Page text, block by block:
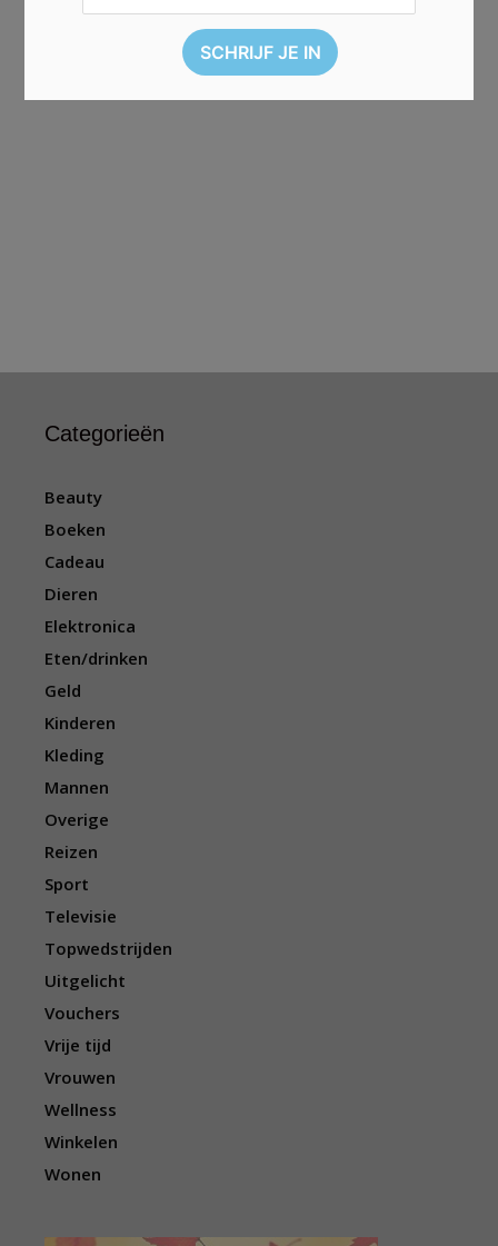
Categorieën
Beauty
Boeken
Cadeau
Dieren
Elektronica
Eten/drinken
Geld
Kinderen
Kleding
Mannen
Overige
Reizen
Sport
Televisie
Topwedstrijden
Uitgelicht
Vouchers
Vrije tijd
Vrouwen
Wellness
Winkelen
Wonen